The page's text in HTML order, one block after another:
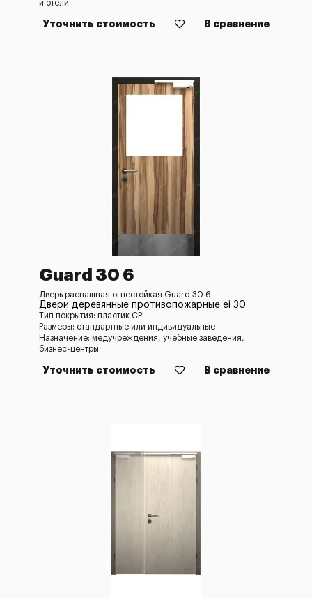
и отели
Уточнить стоимость В сравнение
Guard 30 6
Дверь распашная огнестойкая Guard 30 6
Двери деревянные противопожарные ei 30
Тип покрытия: пластик CPL
Размеры: стандартные или индивидуальные
Назначение: медучреждения, учебные заведения,
бизнес-центры
Уточнить стоимость В сравнение